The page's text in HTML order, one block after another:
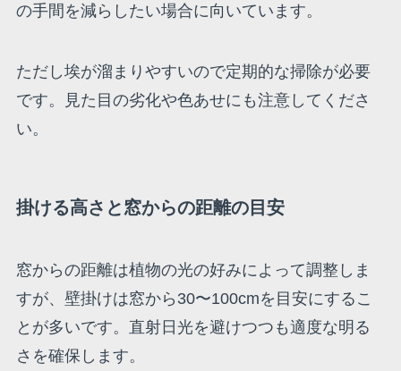
の手間を減らしたい場合に向いています。
ただし埃が溜まりやすいので定期的な掃除が必要
です。見た目の劣化や色あせにも注意してくださ
い。
掛ける高さと窓からの距離の目安
窓からの距離は植物の光の好みによって調整しま
すが、壁掛けは窓から30〜100cmを目安にするこ
とが多いです。直射日光を避けつつも適度な明る
さを確保します。